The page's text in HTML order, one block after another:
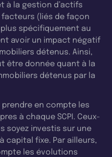
à la gestion d’actifs
facteurs (liés de façon
spécifiquement au
avoir un impact négatif
détenus. Ainsi,
être donnée quant à la
détenus par la
en compte les
à chaque SCPI. Ceux-
soyez investis sur une
capital fixe. Par ailleurs,
les évolutions